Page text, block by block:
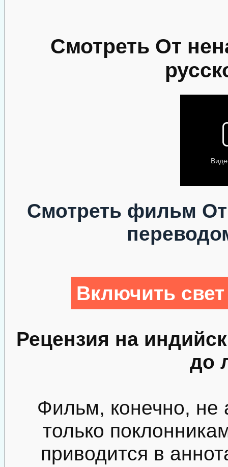
Смотреть От
Смотреть фильм
Включить
Рецензия на
до
Фильм, конечно, не
только
приводится в